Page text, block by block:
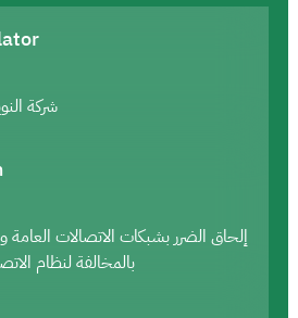
شركة
إلحاق الضرر بشبكات الاتصالات
بالمخالفة لنظام